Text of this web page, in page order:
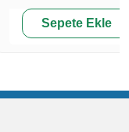
Sepete Ekle